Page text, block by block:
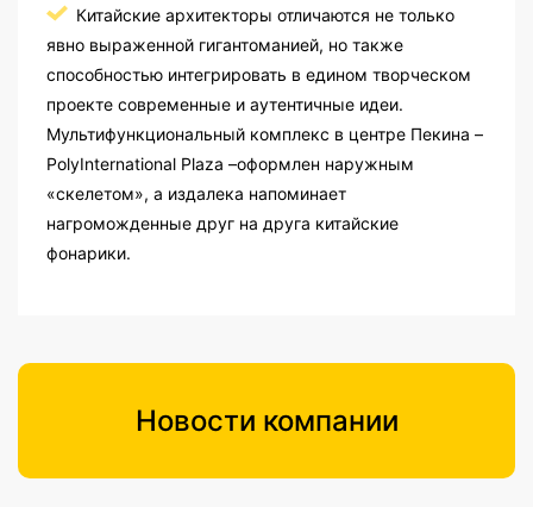
Китайские архитекторы отличаются не только
явно выраженной гигантоманией, но также
способностью интегрировать в едином творческом
проекте современные и аутентичные идеи.
Мультифункциональный комплекс в центре Пекина –
PolyInternational Plaza –оформлен наружным
«скелетом», а издалека напоминает
нагроможденные друг на друга китайские
фонарики.
Новости компании